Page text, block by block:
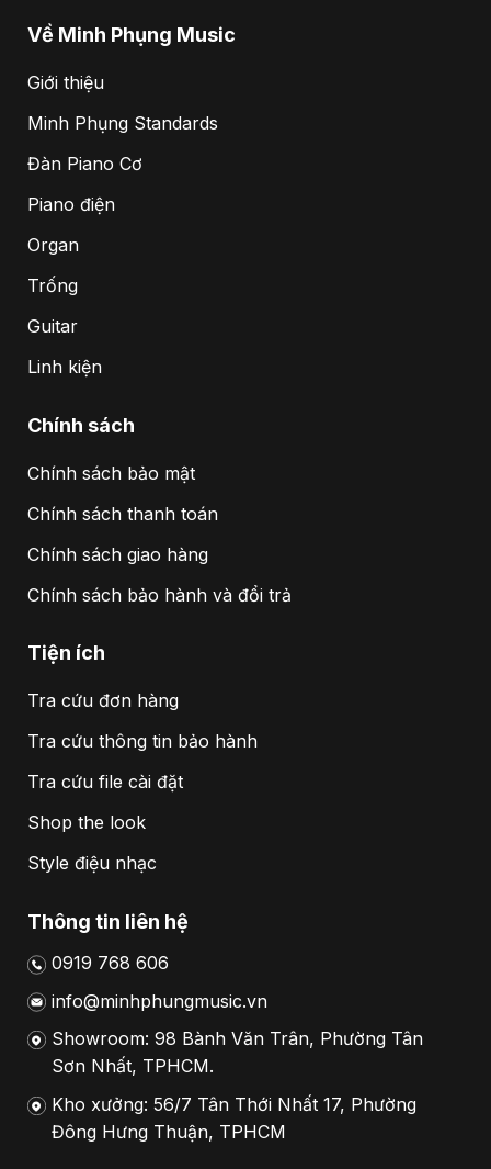
Về Minh Phụng Music
Giới thiệu
Minh Phụng Standards
Đàn Piano Cơ
Piano điện
Organ
Trống
Guitar
Linh kiện
Chính sách
Chính sách bảo mật
Chính sách thanh toán
Chính sách giao hàng
Chính sách bảo hành và đổi trả
Tiện ích
Tra cứu đơn hàng
Tra cứu thông tin bảo hành
Tra cứu file cài đặt
Shop the look
Style điệu nhạc
Thông tin liên hệ
0919 768 606
info@minhphungmusic.vn
Showroom: 98 Bành Văn Trân, Phường Tân
Sơn Nhất, TPHCM.
Kho xưởng: 56/7 Tân Thới Nhất 17, Phường
Đông Hưng Thuận, TPHCM